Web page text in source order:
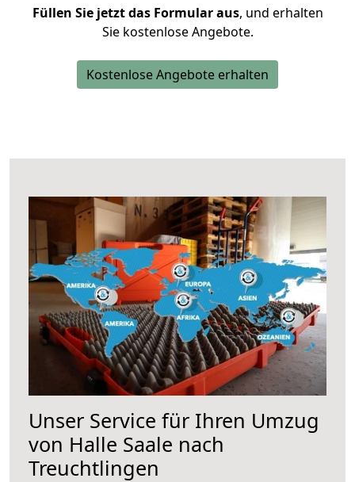
Füllen Sie jetzt das Formular aus, und erhalten
Sie kostenlose Angebote.
Kostenlose Angebote erhalten
Unser Service für Ihren Umzug
von Halle Saale nach
Treuchtlingen